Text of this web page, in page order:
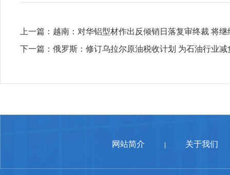
上一篇： 越南：对华铝型材作出反倾销日落复审终裁 将
下一篇： 俄罗斯：修订乌拉尔原油税收计划 为石油行业减
网站简介 关于我们